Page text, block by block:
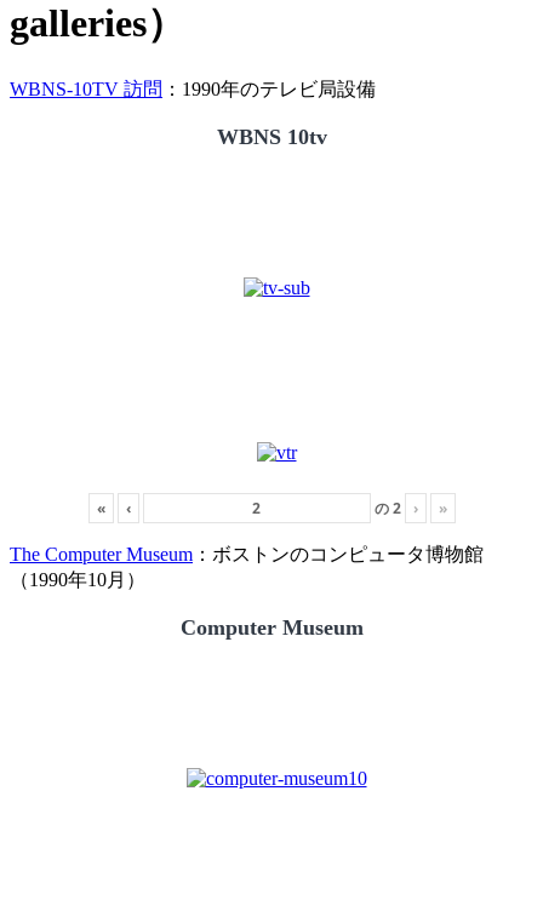
galleries）
WBNS-10TV 訪問 ：1990年のテレビ局設備
WBNS 10tv
« ‹ の2 › »
The Computer Museum ：ボストンのコンピュータ博物館
（1990年10月）
Computer Museum